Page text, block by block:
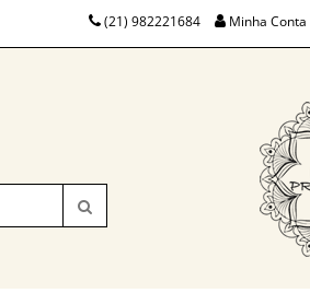
(21) 982221684 Minha Conta